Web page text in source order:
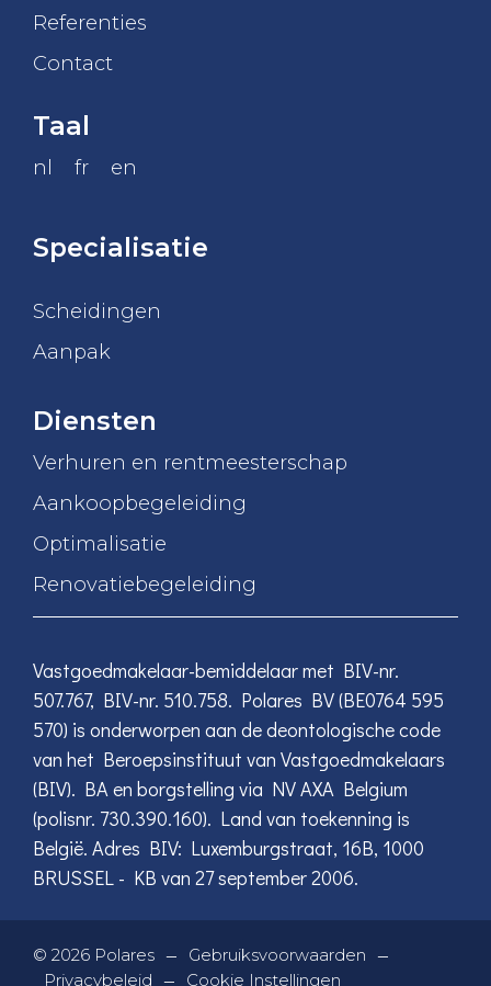
Referenties
Contact
Taal
nl fr en
Specialisatie
Scheidingen
Aanpak
Diensten
Verhuren en rentmeesterschap
Aankoopbegeleiding
Optimalisatie
Renovatiebegeleiding
Vastgoedmakelaar-bemiddelaar met BIV-nr.
507.767, BIV-nr. 510.758. Polares BV (BE0764 595
570) is onderworpen aan de deontologische code
van het Beroepsinstituut van Vastgoedmakelaars
(BIV). BA en borgstelling via NV AXA Belgium
(polisnr. 730.390.160). Land van toekenning is
België. Adres BIV: Luxemburgstraat, 16B, 1000
BRUSSEL - KB van 27 september 2006.
© 2026 Polares — Gebruiksvoorwaarden —
Privacybeleid — Cookie Instellingen